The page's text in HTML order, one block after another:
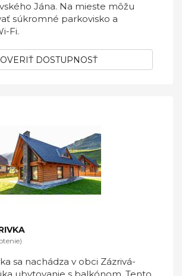
Jána. Na mieste môžu
súkromné parkovisko a
Fi.
OVERIŤ DOSTUPNOSŤ
sa nachádza v obci Zázrivá-